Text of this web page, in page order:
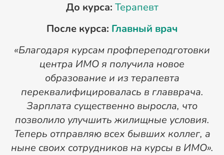
До курса: Терапевт
После курса: Главный врач
«Благодаря курсам профпереподготовки
центра ИМО я получила новое
образование и из терапевта
переквалифицировалась в главврача.
Зарплата существенно выросла, что
позволило улучшить жилищные условия.
Теперь отправляю всех бывших коллег, а
ныне своих сотрудников на курсы в ИМО».